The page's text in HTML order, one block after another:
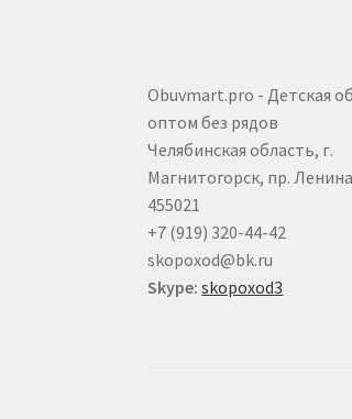
Obuvmart.pro - Детская
оптом без рядов
Челябинская область, г.
Магнитогорск, пр.
455021
+7 (919) 320-44-42
skopoxod@bk.ru
Skype: skopoxod3